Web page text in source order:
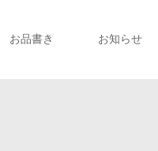
お品書き お知らせ